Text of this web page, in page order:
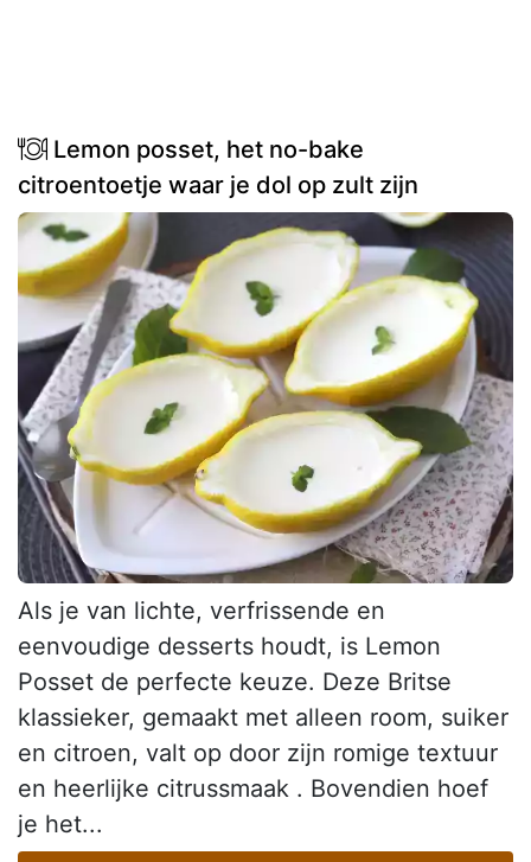
Lemon posset, het no-bake
citroentoetje waar je dol op zult zijn
Als je van lichte, verfrissende en
eenvoudige desserts houdt, is Lemon
Posset de perfecte keuze. Deze Britse
klassieker, gemaakt met alleen room, suiker
en citroen, valt op door zijn romige textuur
en heerlijke citrussmaak . Bovendien hoef
je het...